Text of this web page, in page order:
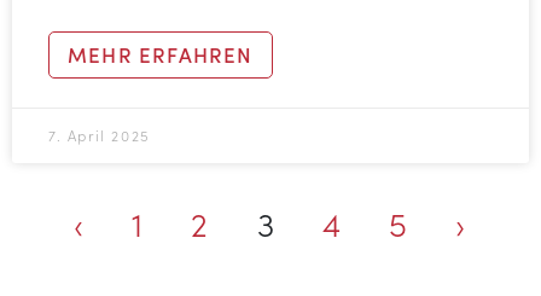
MEHR ERFAHREN
7. April 2025
‹ 1 2 3 4 5 ›